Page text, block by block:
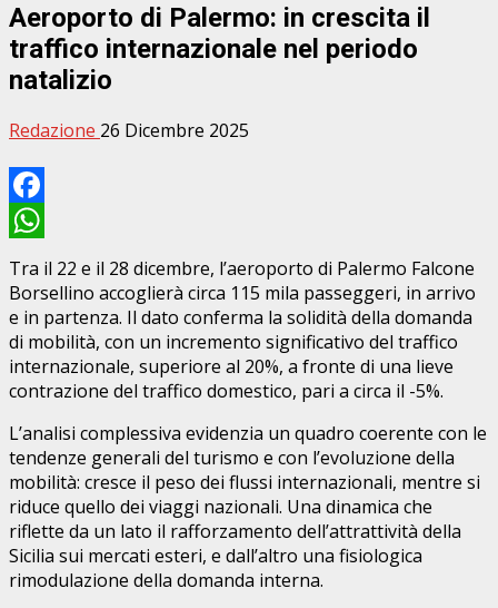
Aeroporto di Palermo: in crescita il
traffico internazionale nel periodo
natalizio
Redazione 26 Dicembre 2025
Facebook
WhatsApp
Tra il 22 e il 28 dicembre, l’aeroporto di Palermo Falcone
Borsellino accoglierà circa 115 mila passeggeri, in arrivo
e in partenza. Il dato conferma la solidità della domanda
di mobilità, con un incremento significativo del traffico
internazionale, superiore al 20%, a fronte di una lieve
contrazione del traffico domestico, pari a circa il -5%.
L’analisi complessiva evidenzia un quadro coerente con le
tendenze generali del turismo e con l’evoluzione della
mobilità: cresce il peso dei flussi internazionali, mentre si
riduce quello dei viaggi nazionali. Una dinamica che
riflette da un lato il rafforzamento dell’attrattività della
Sicilia sui mercati esteri, e dall’altro una fisiologica
rimodulazione della domanda interna.